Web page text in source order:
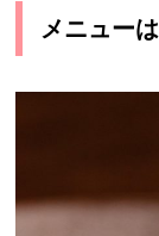
メニュー